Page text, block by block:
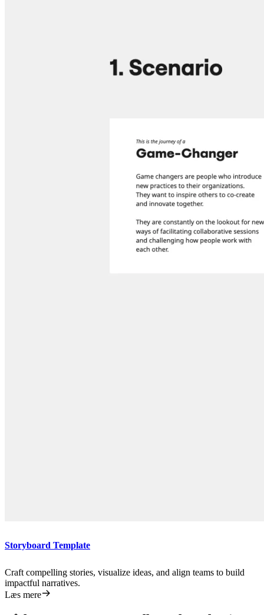
Storyboard Template
Craft compelling stories, visualize ideas, and align teams to build
impactful narratives.
Læs mere